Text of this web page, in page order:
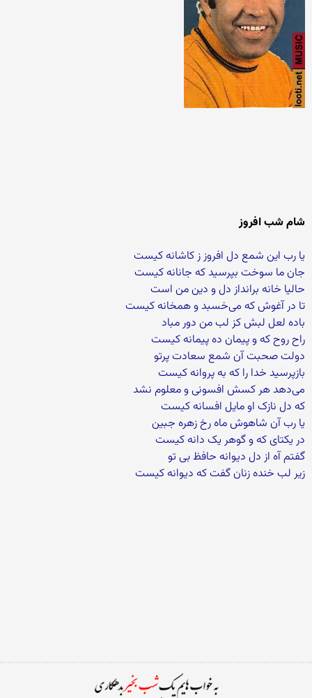
شام شب افروز
یا رب این شمع دل افروز ز کاشانه کیست
جان ما سوخت بپرسید که جانانه کیست
حالیا خانه برانداز دل و دین من است
تا در آغوش که می‌خسبد و همخانه کیست
باده لعل لبش کز لب من دور مباد
راح روح که و پیمان ده پیمانه کیست
دولت صحبت آن شمع سعادت پرتو
بازپرسید خدا را که به پروانه کیست
می‌دهد هر کسش افسونی و معلوم نشد
که دل نازک او مایل افسانه کیست
یا رب آن شاهوش ماه رخ زهره جبین
در یکتای که و گوهر یک دانه کیست
گفتم آه از دل دیوانه حافظ بی تو
زیر لب خنده زنان گفت که دیوانه کیست